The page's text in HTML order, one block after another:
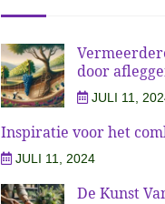
door
JULI 11,
Inspiratie voor het
JULI 11, 2024
De Kunst